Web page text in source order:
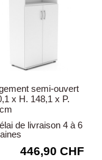
semi-ouvert
x H. 148,1 x P.
de livraison 4 à 6
446,90 CHF